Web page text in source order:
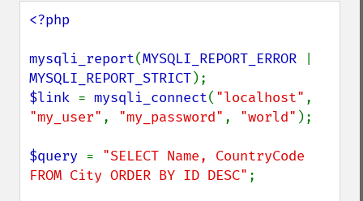
<?php
mysqli_report(MYSQLI_REPORT_ERROR
MYSQLI_REPORT_STRICT
$link = mysqli_connect( "localhost"
"my_user" , "my_password" , "world" );
$query = "SELECT Name, CountryCode
FROM City ORDER BY ID DESC" ;